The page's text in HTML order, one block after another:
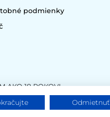
podmienky
AKO 18 ROKOV!
Odmietnuť